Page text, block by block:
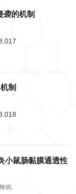
的机制
制
小鼠肠黏膜通透性
俏;